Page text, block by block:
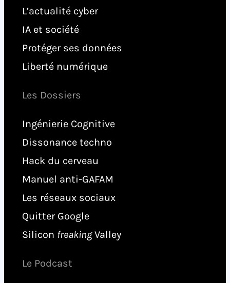
L’actualité cyber
IA et société
Protéger ses données
Liberté numérique
Les Dossiers
Ingénierie Cognitive
Dissonance techno
Hack du cerveau
Manuel anti-GAFAM
Les réseaux sociaux
Quitter Google
Silicon freakingValley
Le Podcast